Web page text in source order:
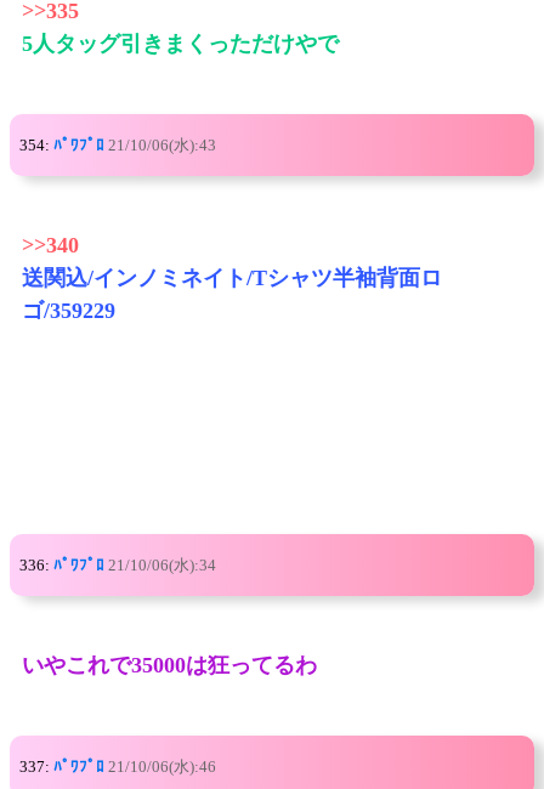
>>335
5人タッグ引きまくっただけやで
354: ﾊﾟﾜﾌﾟﾛ 21/10/06(水):43
>>340
送関込/インノミネイト/Tシャツ半袖背面ロ
ゴ/359229
336: ﾊﾟﾜﾌﾟﾛ 21/10/06(水):34
いやこれで35000は狂ってるわ
337: ﾊﾟﾜﾌﾟﾛ 21/10/06(水):46